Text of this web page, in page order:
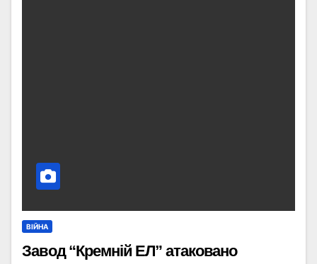
ВІЙНА
Завод “Кремній ЕЛ” атаковано